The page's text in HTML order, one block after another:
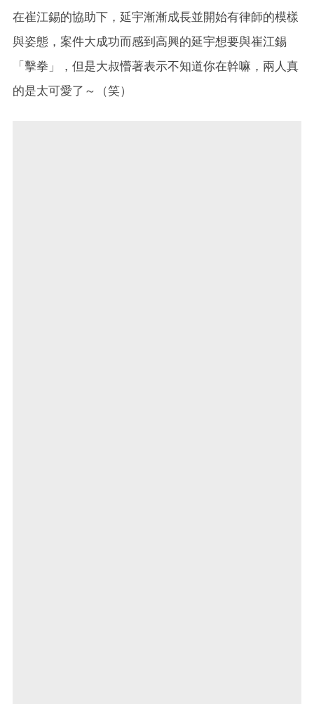
在崔江錫的協助下，延宇漸漸成長並開始有律師的模樣
與姿態，案件大成功而感到高興的延宇想要與崔江錫
「擊拳」，但是大叔懵著表示不知道你在幹嘛，兩人真
的是太可愛了～（笑）